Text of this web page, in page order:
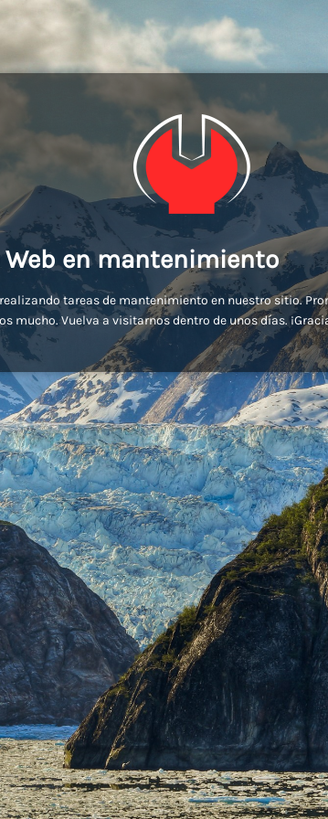
en mantenimiento
tareas de mantenimiento en nuestro sitio.
mucho. Vuelva a visitarnos dentro de unos días.